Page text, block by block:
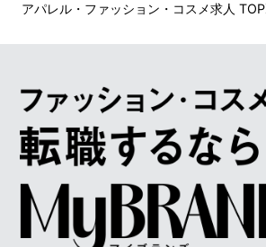
アパレル・ファッション・コスメ求人 TOP